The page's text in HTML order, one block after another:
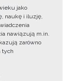
jako
naukę i iluzję,
nawiązują m.in.
zarówno
tych